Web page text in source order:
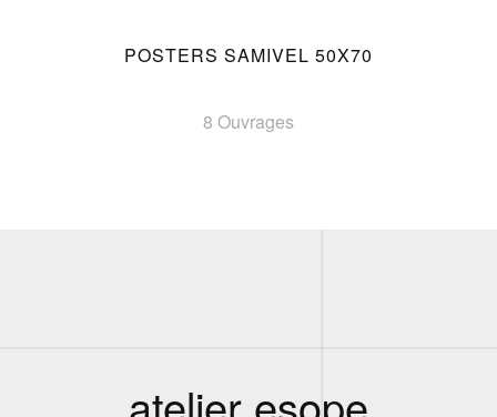
POSTERS SAMIVEL 50X70
8 Ouvrages